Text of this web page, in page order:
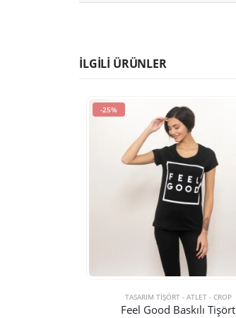
İLGILI ÜRÜNLER
-25%
TASARIM TIŞÖRT - ATLET - CROP
Feel Good Baskılı Tişört